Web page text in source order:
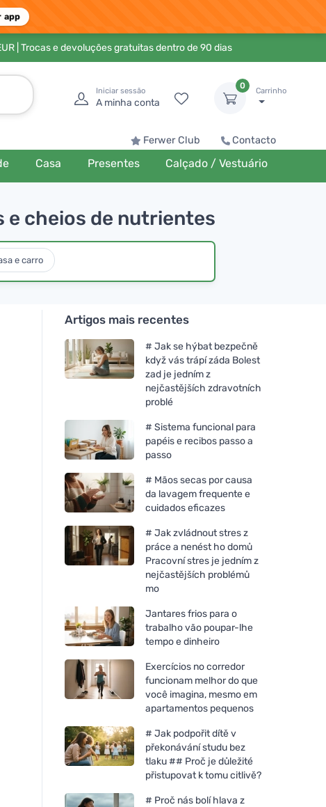
app
| Trocas e devoluções gratuitas dentro de 90 dias
Iniciar sessão
A minha conta
0
Carrinho
Ferwer Club Contacto
Casa Presentes Calçado / Vestuário
e cheios de nutrientes
e carro
Artigos mais recentes
# Jak se hýbat bezpečně
když vás trápí záda Bolest
zad je jedním z
nejčastějších zdravotních
problé
# Sistema funcional para
papéis e recibos passo a
passo
# Mãos secas por causa
da lavagem frequente e
cuidados eficazes
# Jak zvládnout stres z
práce a nenést ho domů
Pracovní stres je jedním z
nejčastějších problémů
mo
Jantares frios para o
trabalho vão poupar-lhe
tempo e dinheiro
Exercícios no corredor
funcionam melhor do que
você imagina, mesmo em
apartamentos pequenos
# Jak podpořit dítě v
překonávání studu bez
tlaku ## Proč je důležité
přistupovat k tomu citlivě?
# Proč nás bolí hlava z